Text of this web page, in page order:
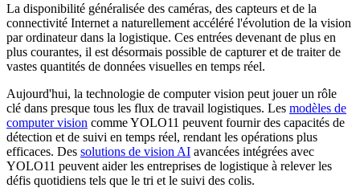
La disponibilité généralisée des caméras, des capteurs et de la
connectivité Internet a naturellement accéléré l'évolution de la vision
par ordinateur dans la logistique. Ces entrées devenant de plus en
plus courantes, il est désormais possible de capturer et de traiter de
vastes quantités de données visuelles en temps réel.
Aujourd'hui, la technologie de computer vision peut jouer un rôle
clé dans presque tous les flux de travail logistiques. Les modèles de
computer vision comme YOLO11 peuvent fournir des capacités de
détection et de suivi en temps réel, rendant les opérations plus
efficaces. Des solutions de vision AI avancées intégrées avec
YOLO11 peuvent aider les entreprises de logistique à relever les
défis quotidiens tels que le tri et le suivi des colis.